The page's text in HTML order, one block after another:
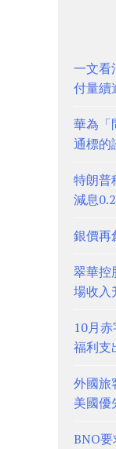
一文
付量
華為「
通標的
特朗
減息
銀價
翠華
場收入
10月
福利支
外國旅
美國優
BNO